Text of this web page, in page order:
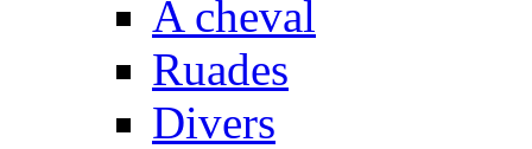
A cheval
Ruades
Divers